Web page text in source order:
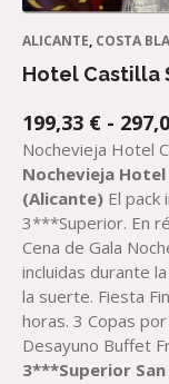
ALICANTE, COSTA
Hotel Castilla
199,33 € -
Nochevieja Hotel
Nochevieja
(Alicante) El pack
3***Superior. En
Cena de Gala
incluidas durante
la suerte. Fiesta
horas. 3 Copas
Desayuno Buffet
3***Superior